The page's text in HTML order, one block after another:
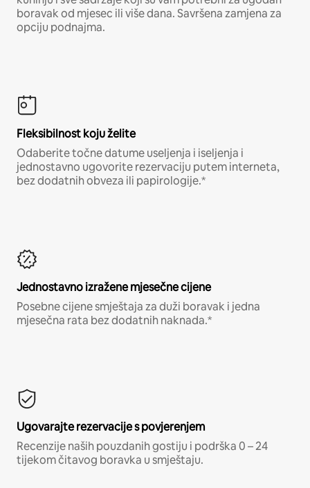
boravak od mjesec ili više dana. Savršena zamjena za
opciju podnajma.
Fleksibilnost koju želite
Odaberite točne datume useljenja i iseljenja i
jednostavno ugovorite rezervaciju putem interneta,
bez dodatnih obveza ili papirologije.*
Jednostavno izražene mjesečne cijene
Posebne cijene smještaja za duži boravak i jedna
mjesečna rata bez dodatnih naknada.*
Ugovarajte rezervacije s povjerenjem
Recenzije naših pouzdanih gostiju i podrška 0 – 24
tijekom čitavog boravka u smještaju.